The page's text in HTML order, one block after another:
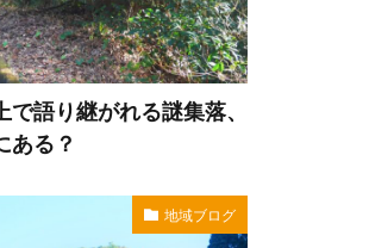
語り継がれる謎集落、
ある？
地域ブログ